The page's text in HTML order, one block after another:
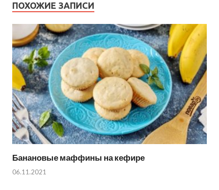
ПОХОЖИЕ ЗАПИСИ
Банановые маффины на кефире
06.11.2021